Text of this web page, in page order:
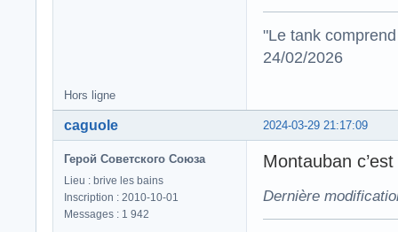
"Le tank
24/02/2026
Hors ligne
2024-03-29 21:17:09
caguole
Герой Советского Союза
Lieu : brive les bains
Inscription : 2010-10-01
Messages : 1 942
Montauban
Dernière